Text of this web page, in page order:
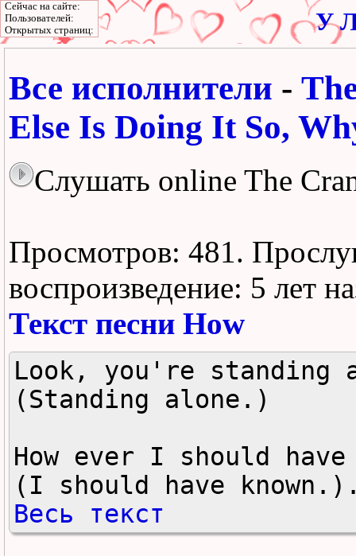
У
Все исполнители -
Else Is Doing It So,
Слушать online The
Просмотров: 481.
воспроизведение: 5 лет
Текст песни How
Look, you're standing
(Standing alone.)
How ever I should have
(I should have
Весь текст
Сейчас на сайте:
Пользователей:
Открытых страниц: